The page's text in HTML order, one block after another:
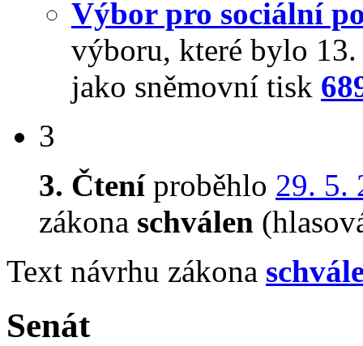
Výbor pro sociální
výboru, které bylo
jako sněmovní tisk
3
3. Čteníproběhlo 29. 5.
zákona schválen
Text návrhu zákona
Senát